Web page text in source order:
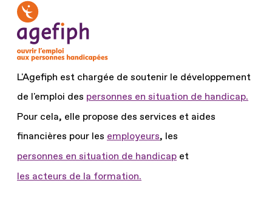
L'Agefiph est chargée de soutenir le développement
de l'emploi des personnes en situation de handicap.
Pour cela, elle propose des services et aides
financières pour les employeurs, les
personnes en situation de handicap et
les acteurs de la formation.